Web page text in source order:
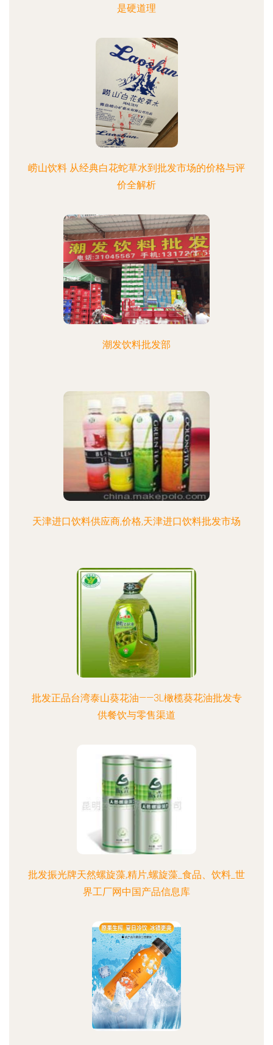
是硬道理
崂山饮料 从经典白花蛇草水到批发市场的价格与评
价全解析
潮发饮料批发部
天津进口饮料供应商,价格,天津进口饮料批发市场
批发正品台湾泰山葵花油——3L橄榄葵花油批发专
供餐饮与零售渠道
批发振光牌天然螺旋藻,精片,螺旋藻_食品、饮料_世
界工厂网中国产品信息库